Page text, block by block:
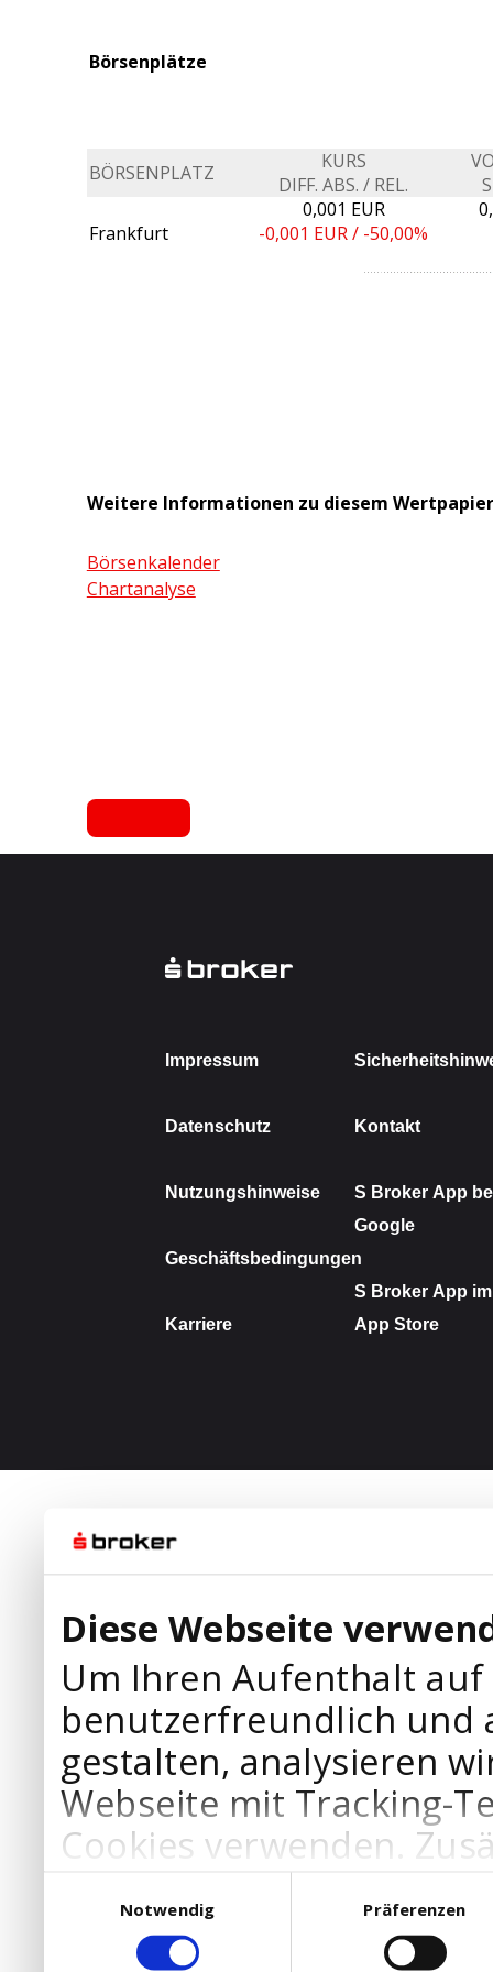
Diese Webseite
Um Ihren Aufenthalt
benutzerfreundlich und
gestalten, analysieren
Webseite mit Tracking-
Cookies verwenden.
Werbepartner
Ihre Bedürfnisse
Notwendig
Präferenzen
Börsenplätze
BÖRSENPLATZ
KURS
DIFF. ABS. / REL.
Frankfurt
0,001 EUR
-0,001 EUR / -50,00%
Weitere Informationen zu diesem Wertpapier
Börsenkalender
Chartanalyse